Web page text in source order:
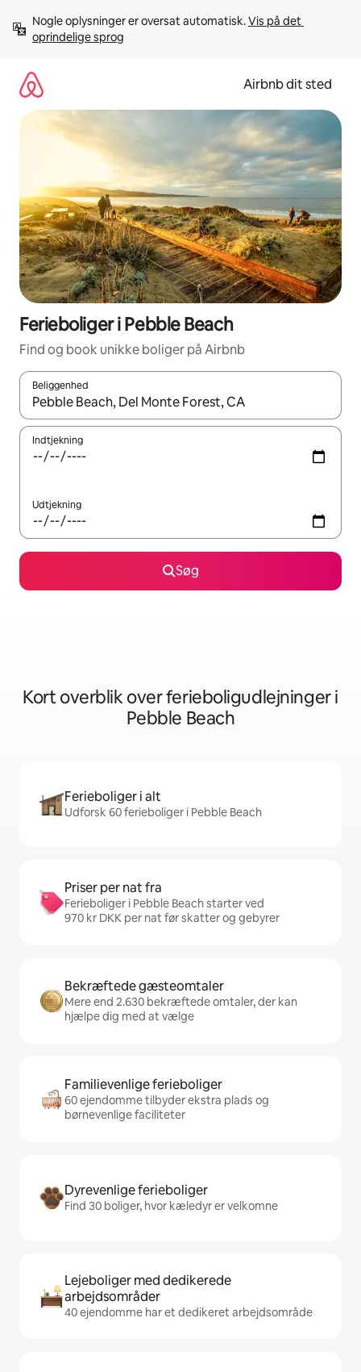
videre
Nogle oplysninger er oversat automatisk. Vis på det
oprindelige sprog
Airbnb dit sted
Ferieboliger i Pebble Beach
Find og book unikke boliger på Airbnb
Beliggenhed
Når resultaterne er tilgængelige, skal du navigere med
Indtjekning
Udtjekning
Søg
Kort overblik over ferieboligudlejninger i
Pebble Beach
Ferieboliger i alt
Udforsk 60 ferieboliger i Pebble Beach
Priser per nat fra
Ferieboliger i Pebble Beach starter ved
970 kr DKK per nat før skatter og gebyrer
Bekræftede gæsteomtaler
Mere end 2.630 bekræftede omtaler, der kan
hjælpe dig med at vælge
Familievenlige ferieboliger
60 ejendomme tilbyder ekstra plads og
børnevenlige faciliteter
Dyrevenlige ferieboliger
Find 30 boliger, hvor kæledyr er velkomne
Lejeboliger med dedikerede
arbejdsområder
40 ejendomme har et dedikeret arbejdsområde